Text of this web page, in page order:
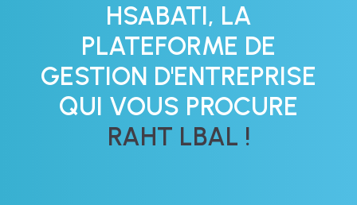
HSABATI, LA
PLATEFORME DE
GESTION D'ENTREPRISE
QUI VOUS PROCURE
RAHT LBAL !